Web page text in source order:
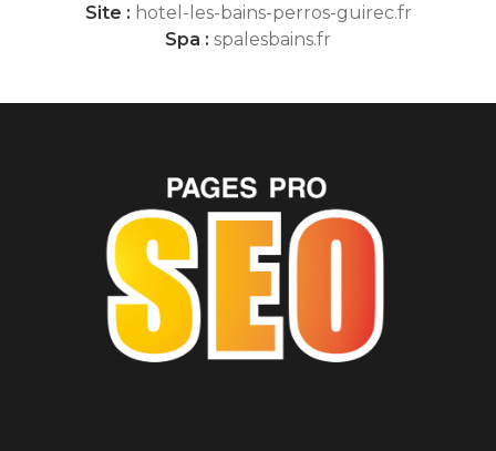
Site : hotel-les-bains-perros-guirec.fr
Spa : spalesbains.fr